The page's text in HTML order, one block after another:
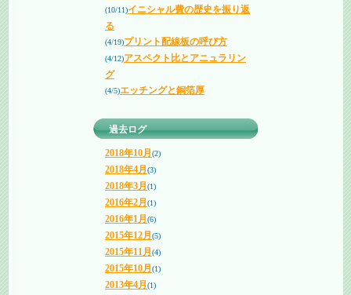
(10/11)イニシャル費の歴史を振り返
る
(4/19)プリント配線板の呼び方
(4/12)アスペクト比とアニュラリン
グ
(4/5)エッチングと銅箔厚
過去ログ
2018年10月 (2)
2018年4月 (3)
2018年3月 (1)
2016年2月 (1)
2016年1月 (6)
2015年12月 (5)
2015年11月 (4)
2015年10月 (1)
2013年4月 (1)